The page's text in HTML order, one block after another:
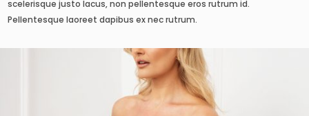
scelerisque justo lacus, non pellentesque eros rutrum id.
Pellentesque laoreet dapibus ex nec rutrum.